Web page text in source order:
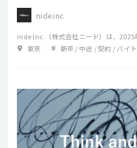
nide.inc
東京
新卒 / 中途 / 契約 / バイト